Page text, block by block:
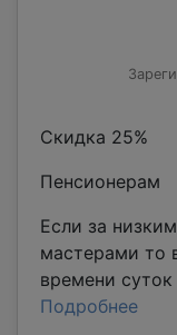
Скидка 25%
Пенсионерам
Если за
мастерами
времени
Подробнее